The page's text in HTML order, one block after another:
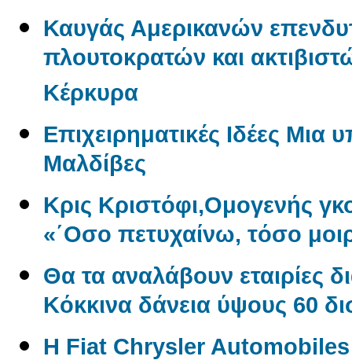
Καυγάς Αμερικανών
πλουτοκρατών και
Κέρκυρα
Επιχειρηματικές Ιδέες Μια
Μαλδίβες
Κρις Κριστόφι,Ομογενής
«΄Οσο πετυχαίνω, τόσο
Θα τα αναλάβουν εταιρίες
Kόκκινα δάνεια ύψους 60
Η Fiat Chrysler Automobiles